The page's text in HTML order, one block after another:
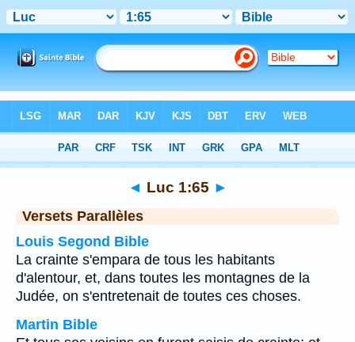
Chapitre 1 > Verset 65
◄ Luc 1:65 ►
Versets Parallèles
Louis Segond Bible
La crainte s'empara de tous les habitants
d'alentour, et, dans toutes les montagnes de la
Judée, on s'entretenait de toutes ces choses.
Martin Bible